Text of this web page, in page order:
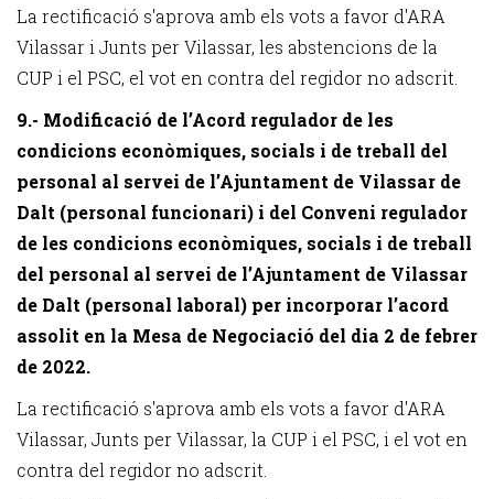
La rectificació s'aprova amb els vots a favor d'ARA
Vilassar i Junts per Vilassar, les abstencions de la
CUP i el PSC, el vot en contra del regidor no adscrit.
9.- Modificació de l’Acord regulador de les
condicions econòmiques, socials i de treball del
personal al servei de l’Ajuntament de Vilassar de
Dalt (personal funcionari) i del Conveni regulador
de les condicions econòmiques, socials i de treball
del personal al servei de l’Ajuntament de Vilassar
de Dalt (personal laboral) per incorporar l’acord
assolit en la Mesa de Negociació del dia 2 de febrer
de 2022.
La rectificació s'aprova amb els vots a favor d'ARA
Vilassar, Junts per Vilassar, la CUP i el PSC, i el vot en
contra del regidor no adscrit.